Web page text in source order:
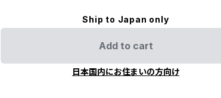
Ship to Japan only
Add to cart
日本国内にお住まいの方向け